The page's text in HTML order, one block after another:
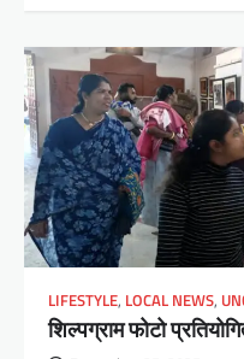
LIFESTYLE, LOCAL NEWS,
शिल्पग्राम फोटो